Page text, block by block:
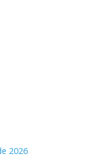
2026